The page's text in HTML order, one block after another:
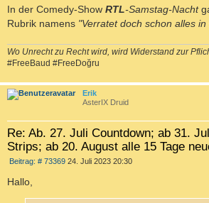
In der Comedy-Show RTL-Samstag-Nacht
Rubrik namens "Verratet doch schon alles
Wo Unrecht zu Recht wird, wird Widerstand zur
#FreeBaud #FreeDoğru
Erik
AsterIX Druid
Re: Ab. 27. Juli Countdown; ab 31.
Strips; ab 20. August alle 15 Tage
Beitrag: # 73369B
r
24. Juli 2023 20:30
Hallo,